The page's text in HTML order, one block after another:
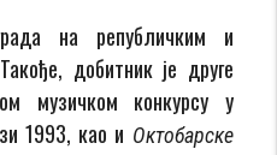
на републичким и
добитник је друге
музичком конкурсу у
1993, као и Октобарске